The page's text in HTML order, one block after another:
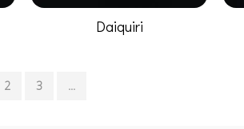
Daiquiri
2 3 ...